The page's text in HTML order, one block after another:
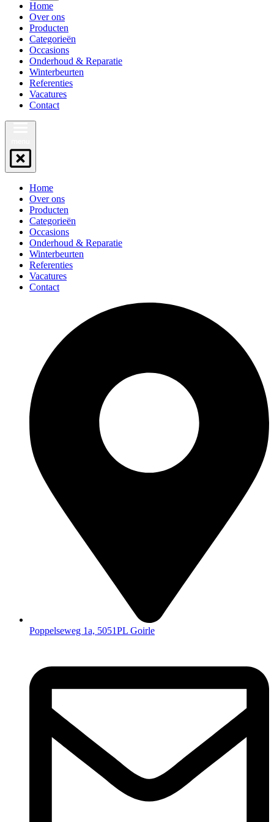
Home
Over ons
Producten
Categorieën
Occasions
Onderhoud & Reparatie
Winterbeurten
Referenties
Vacatures
Contact
Home
Over ons
Producten
Categorieën
Occasions
Onderhoud & Reparatie
Winterbeurten
Referenties
Vacatures
Contact
Poppelseweg 1a, 5051PL Goirle